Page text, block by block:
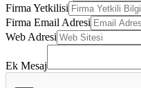
Firma Yetkilisi
Firma Email Adresi
Web Adresi
Ek Mesaj